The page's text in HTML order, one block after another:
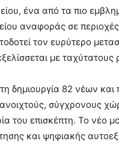
ένα από τα πιο
αναφοράς σε
τον ευρύτερο
με
δημιουργία 82 νέων
σύγχρονους
του επισκέπτη. Το νέο
και ψηφιακής